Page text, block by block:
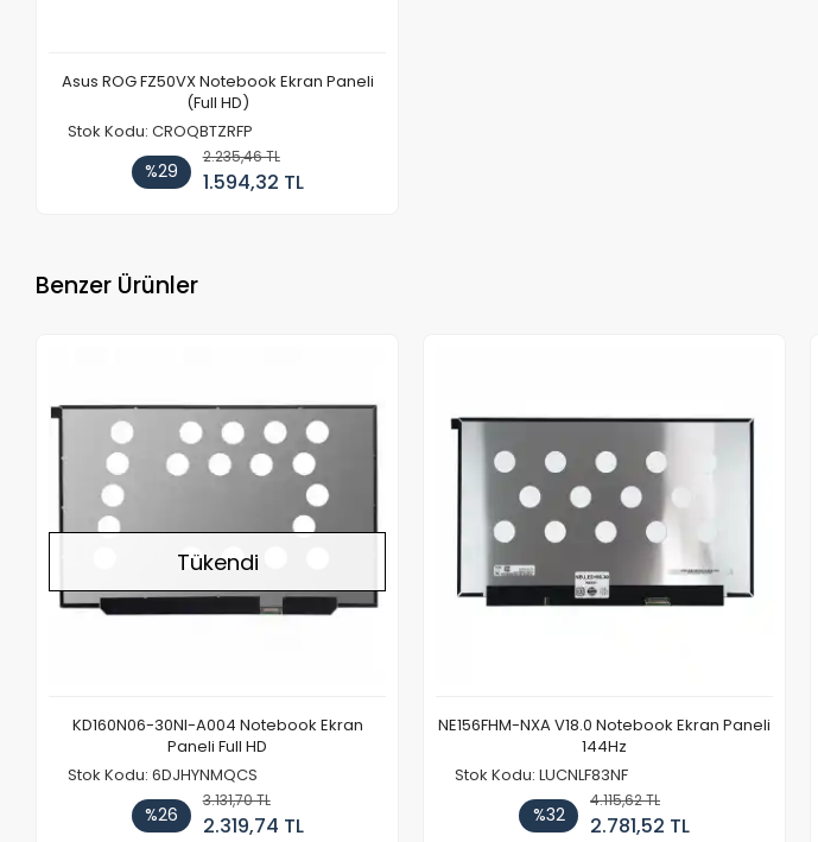
Asus ROG FZ50VX Notebook Ekran Paneli
(Full HD)
Stok Kodu: CROQBTZRFP
%29
2.235,46 TL
1.594,32 TL
Benzer Ürünler
Tükendi
KD160N06-30NI-A004 Notebook Ekran
Paneli Full HD
Stok Kodu: 6DJHYNMQCS
%26
3.131,70 TL
2.319,74 TL
NE156FHM-NXA V18.0 Notebook Ekran Paneli
144Hz
Stok Kodu: LUCNLF83NF
%32
4.115,62 TL
2.781,52 TL